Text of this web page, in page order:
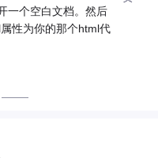
一个空白文档。然后
性为你的那个html代
——